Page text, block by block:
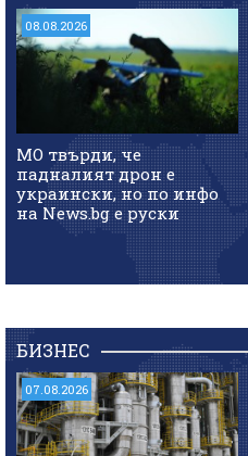
08.08.2026
МО твърди, че
падналият дрон е
украински, но по инфо
на News.bg e руски
БИЗНЕС
07.08.2026